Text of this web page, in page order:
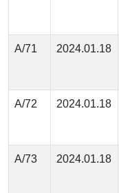
А/71 2024.01.18
А/72 2024.01.18
А/73 2024.01.18